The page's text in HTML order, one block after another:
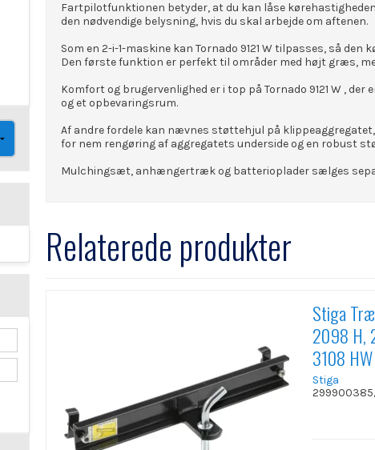
Fartpilotfunktionen betyder, at du kan låse
den nødvendige belysning, hvis du skal arbejde om aftenen.
Som en 2-i-1-maskine kan Tornado 9121 W tilpasses, så
Den første funktion er perfekt til områder med højt græs,
Komfort og brugervenlighed er i top på Tornado 9121 W ,
og et opbevaringsrum.
Af andre fordele kan nævnes støttehjul på
for nem rengøring af aggregatets underside og en robust
Mulchingsæt, anhængertræk og batterioplader sælges
Relaterede produkter
Stiga
2098 H,
3108 HW
Stiga